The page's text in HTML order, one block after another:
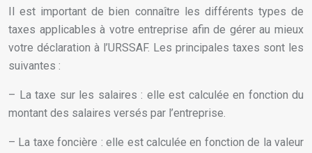
Il est important de bien connaître les différents types de
taxes applicables à votre entreprise afin de gérer au mieux
votre déclaration à l’URSSAF. Les principales taxes sont les
suivantes :
– La taxe sur les salaires : elle est calculée en fonction du
montant des salaires versés par l’entreprise.
– La taxe foncière : elle est calculée en fonction de la valeur